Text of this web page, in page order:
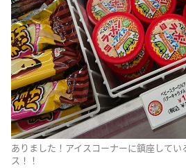
ありました！アイスコーナーに鎮座してい
ス！！